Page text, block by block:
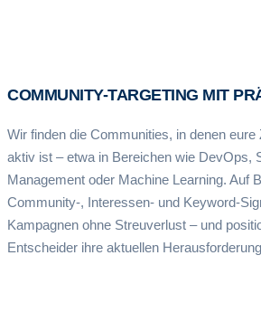
COMMUNITY-TARGETING MIT
Wir finden die Communities, in denen eure
aktiv ist – etwa in Bereichen wie DevOps,
Management oder Machine Learning. Auf
Community-, Interessen- und Keyword-
Kampagnen ohne Streuverlust – und
Entscheider ihre aktuellen